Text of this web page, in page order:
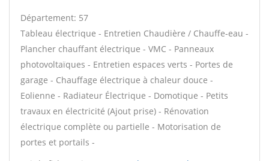
Département: 57
Tableau électrique - Entretien Chaudière / Chauffe-eau -
Plancher chauffant électrique - VMC - Panneaux
photovoltaïques - Entretien espaces verts - Portes de
garage - Chauffage électrique à chaleur douce -
Eolienne - Radiateur Électrique - Domotique - Petits
travaux en électricité (Ajout prise) - Rénovation
électrique complète ou partielle - Motorisation de
portes et portails -